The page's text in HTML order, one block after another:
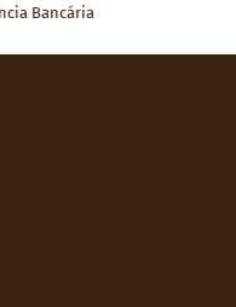
Bancária